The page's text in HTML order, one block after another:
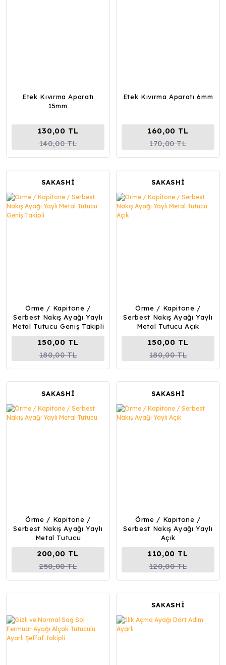
Etek Kıvırma Aparatı
15mm
130,00 TL
140,00 TL
Etek Kıvırma Aparatı 6mm
160,00 TL
170,00 TL
SAKASHİ
Örme / Kapitone /
Serbest Nakış Ayağı Yaylı
Metal Tutucu Geniş Takipli
150,00 TL
180,00 TL
SAKASHİ
Örme / Kapitone /
Serbest Nakış Ayağı Yaylı
Metal Tutucu Açık
150,00 TL
180,00 TL
SAKASHİ
Örme / Kapitone /
Serbest Nakış Ayağı Yaylı
Metal Tutucu
200,00 TL
250,00 TL
SAKASHİ
Örme / Kapitone /
Serbest Nakış Ayağı Yaylı
Açık
110,00 TL
120,00 TL
SAKASHİ